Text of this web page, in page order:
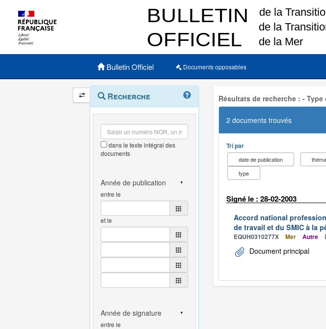
Menu principal
Bulletin Officiel Documents opposables
Navigation
et
outils
annexes
Menu
contextuel
Recherche
dans le texte intégral des
documents
entre le
et le
entre le
Résultats de recherche : -
2 documents trouvés
Tri par
date de publication
type
Signé le : 28-02-2003
Accord national
de travail et du SMIC à la
EQUH0310277X Mer Autre
Document principal